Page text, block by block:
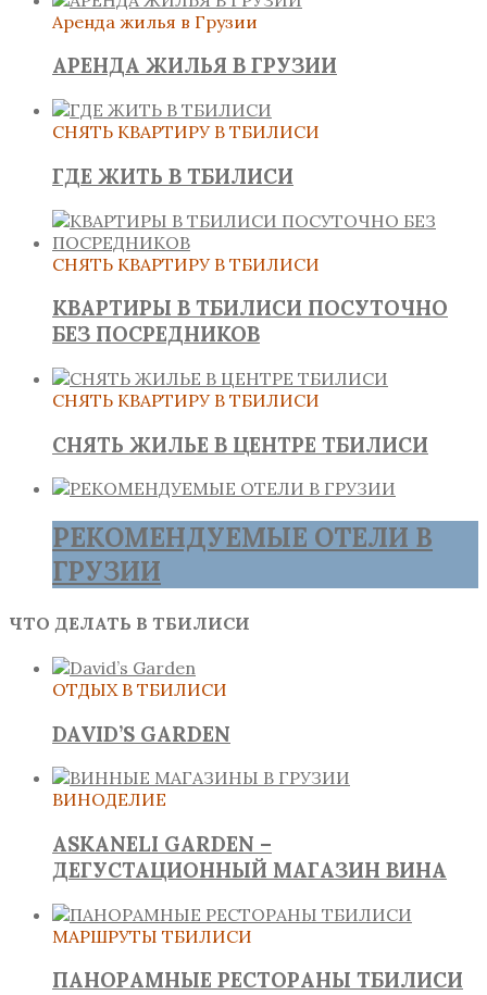
Аренда жилья в Грузии
АРЕНДА ЖИЛЬЯ В ГРУЗИИ
СНЯТЬ КВАРТИРУ В ТБИЛИСИ
ГДЕ ЖИТЬ В ТБИЛИСИ
СНЯТЬ КВАРТИРУ В ТБИЛИСИ
КВАРТИРЫ В ТБИЛИСИ ПОСУТОЧНО
БЕЗ ПОСРЕДНИКОВ
СНЯТЬ КВАРТИРУ В ТБИЛИСИ
СНЯТЬ ЖИЛЬЕ В ЦЕНТРЕ ТБИЛИСИ
РЕКОМЕНДУЕМЫЕ ОТЕЛИ В
ГРУЗИИ
ЧТО ДЕЛАТЬ В ТБИЛИСИ
ОТДЫХ В ТБИЛИСИ
DAVID’S GARDEN
ВИНОДЕЛИЕ
ASKANELI GARDEN –
ДЕГУСТАЦИОННЫЙ МАГАЗИН ВИНА
МАРШРУТЫ ТБИЛИСИ
ПАНОРАМНЫЕ РЕСТОРАНЫ ТБИЛИСИ